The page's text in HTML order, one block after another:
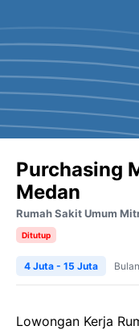
Purchasing
Medan
Rumah Sakit Umum
Ditutup
4 Juta - 15 Juta
Lowongan Kerja